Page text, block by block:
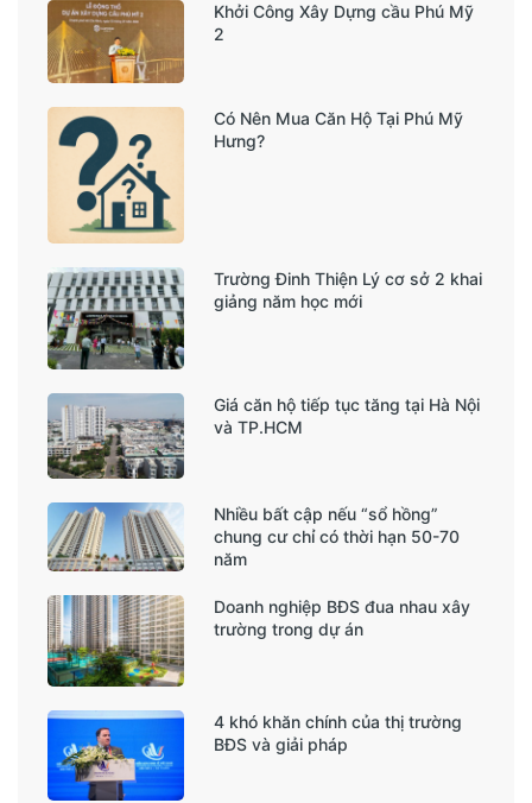
Khởi Công Xây Dựng cầu Phú Mỹ
2
Có Nên Mua Căn Hộ Tại Phú Mỹ
Hưng?
Trường Đinh Thiện Lý cơ sở 2 khai
giảng năm học mới
Giá căn hộ tiếp tục tăng tại Hà Nội
và TP.HCM
Nhiều bất cập nếu “sổ hồng”
chung cư chỉ có thời hạn 50-70
năm
Doanh nghiệp BĐS đua nhau xây
trường trong dự án
4 khó khăn chính của thị trường
BĐS và giải pháp